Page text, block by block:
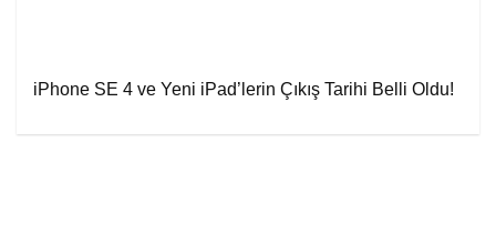
iPhone SE 4 ve Yeni iPad’lerin Çıkış Tarihi Belli Oldu!